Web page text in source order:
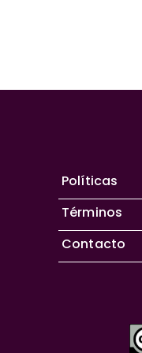
Políticas
Términos
Contacto